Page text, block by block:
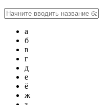
а
б
в
г
д
е
ё
ж